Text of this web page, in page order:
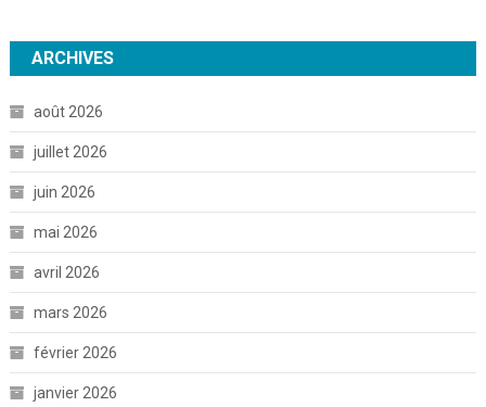
ARCHIVES
août 2026
juillet 2026
juin 2026
mai 2026
avril 2026
mars 2026
février 2026
janvier 2026